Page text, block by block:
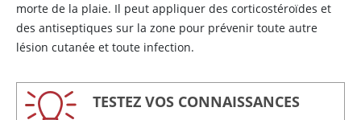
morte de la plaie. Il peut appliquer des corticostéroïdes et
des antiseptiques sur la zone pour prévenir toute autre
lésion cutanée et toute infection.
TESTEZ VOS CONNAISSANCES